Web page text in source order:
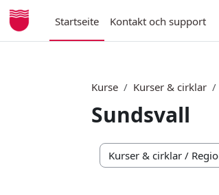
Zum Hauptinhalt
Startseite
Kontakt och support
Kurse Kurser & cirklar
Sundsvall
Kursbereiche